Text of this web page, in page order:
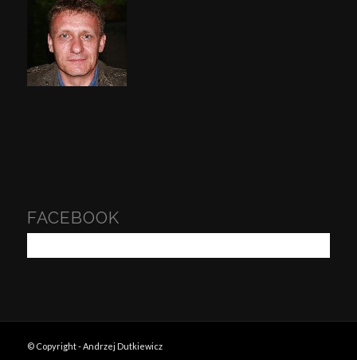
FACEBOOK
© Copyright - Andrzej Dutkiewicz